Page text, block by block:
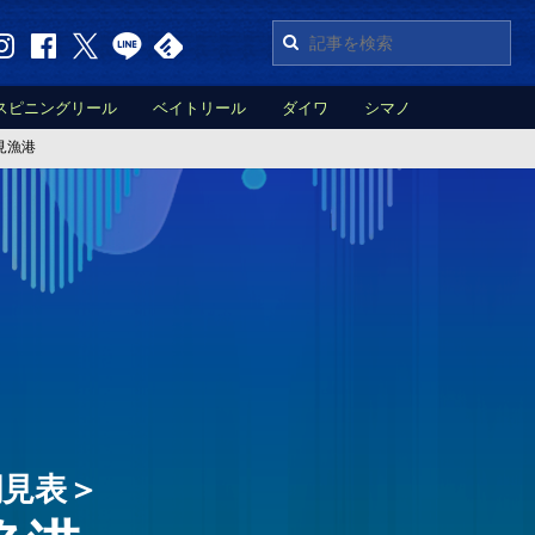
ピニングリール ベイトリール ダイワ シマノ
漁港
表＞